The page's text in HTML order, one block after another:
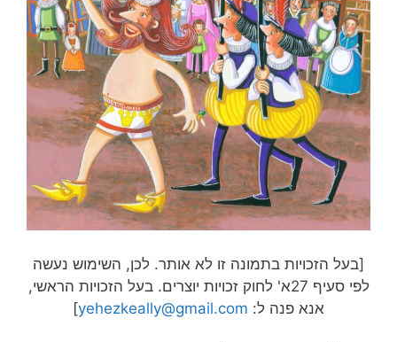
[בעל הזכויות בתמונה זו לא אותר. לכן, השימוש נעשה
לפי סעיף 27א' לחוק זכויות יוצרים. בעל הזכויות הראשי,
אנא פנה ל: yehezkeally@gmail.com
]